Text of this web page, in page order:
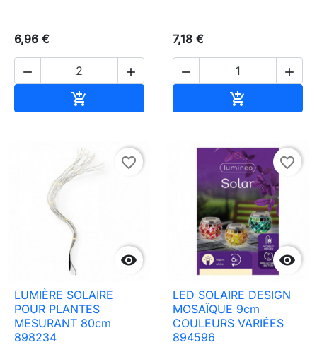
6,96 €
 

7,18 €
 


favorite_border
LUMIÈRE SOLAIRE
POUR PLANTES
MESURANT 80cm
898234

favorite_border
LED SOLAIRE DESIGN
MOSAÏQUE 9cm
COULEURS VARIÉES
894596